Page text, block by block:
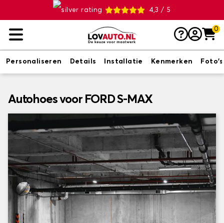
4,3 / 5
0
Personaliseren Details Installatie Kenmerken Foto's
Autohoes voor FORD S-MAX